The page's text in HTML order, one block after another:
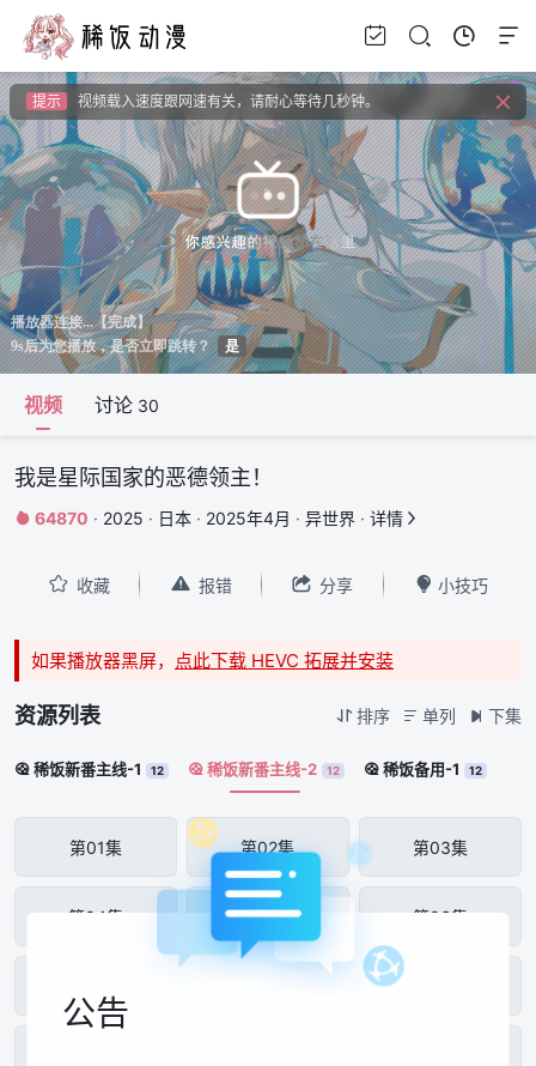
提示
如果无法播放请安装HEVC拓展，具体请百度
提示
提示
视频载入速度跟网速有关，请耐心等待几秒钟。
提示
如果无法播放请安装HEVC拓展，具体请百度
视频 讨论 30
我是星际国家的恶德领主！
 64870 · 2025 · 日本 · 2025年4月 · 异世界 · 详情 
 收藏  报错  分享  小技巧
如果播放器黑屏， 点此下载 HEVC 拓展并安装
资源列表  排序  单列  下集
 稀饭新番主线-1 12  稀饭新番主线-2 12  稀饭备用-1 12
第01集 第02集 第03集
第04集 第05集 第06集
公告